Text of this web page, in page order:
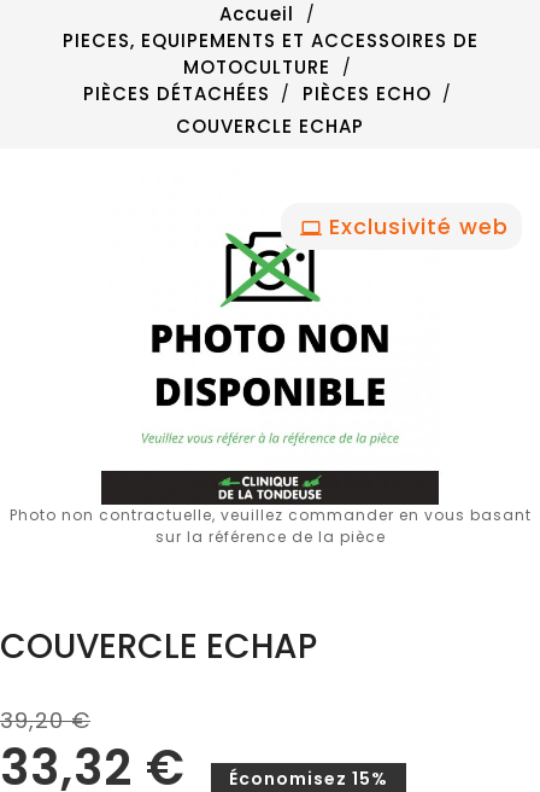
Accueil
PIECES, EQUIPEMENTS ET ACCESSOIRES DE
MOTOCULTURE
PIÈCES DÉTACHÉES
PIÈCES ECHO
COUVERCLE ECHAP
Exclusivité web
Photo non contractuelle, veuillez commander en vous basant
sur la référence de la pièce
COUVERCLE ECHAP
39,20 €
33,32 €
Économisez 15%